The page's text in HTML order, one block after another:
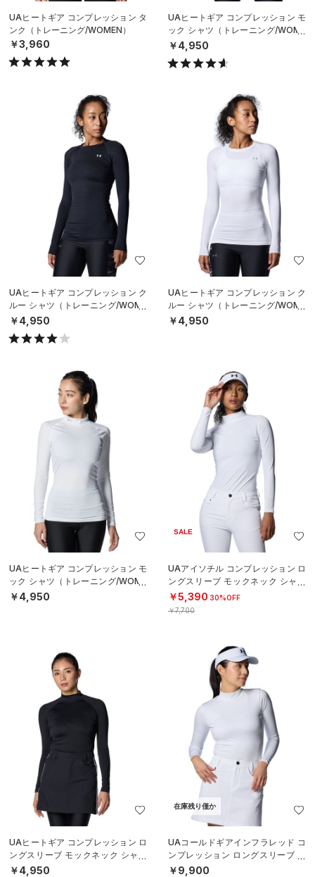
UAヒートギア コンプレッション タ
ンク（トレーニング/WOMEN）
￥3,960
UAヒートギア コンプレッション モ
ック シャツ（トレーニング/WOME
N）
￥4,950
UAヒートギア コンプレッション ク
ルー シャツ（トレーニング/WOME
N）
￥4,950
UAヒートギア コンプレッション ク
ルー シャツ（トレーニング/WOME
N）
￥4,950
UAヒートギア コンプレッション モ
ック シャツ（トレーニング/WOME
N）
￥4,950
SALE
UAアイソチル コンプレッション ロ
ングスリーブ モックネック シャツ
（ゴルフ/WOMEN）
￥5,390 30%OFF
￥7,700
UAヒートギア コンプレッション ロ
ングスリーブ モックネック シャツ
（ゴルフ/WOMEN）
￥4,950
在庫残り僅か
UAコールドギアインフラレッド コ
ンプレッション ロングスリーブ モ
ックネック シャツ（ゴルフ/WOME
￥9,900